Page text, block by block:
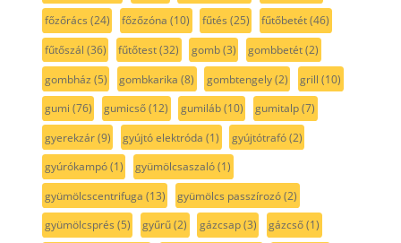
főzőrács (24) főzőzóna (10) fűtés (25) fűtőbetét(46)
fűtőszál (36) fűtőtest(32) gomb(3) gombbetét(2)
gombház (5) gombkarika (8) gombtengely(2) grill (10)
gumi (76) gumicső(12) gumiláb(10) gumitalp(7)
gyerekzár(9) gyújtó elektróda (1) gyújtótrafó(2)
gyúrókampó(1) gyümölcsaszaló(1)
gyümölcscentrifuga (13) gyümölcs passzírozó(2)
gyümölcsprés (5) gyűrű(2) gázcsap(3) gázcső(1)